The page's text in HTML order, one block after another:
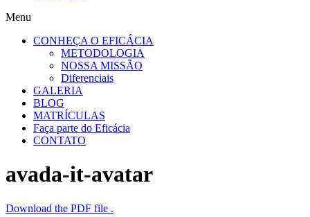
Menu
CONHEÇA O EFICÁCIA
METODOLOGIA
NOSSA MISSÃO
Diferenciais
GALERIA
BLOG
MATRÍCULAS
Faça parte do Eficácia
CONTATO
avada-it-avatar
Download the PDF file .